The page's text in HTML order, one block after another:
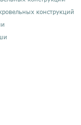
конструкций